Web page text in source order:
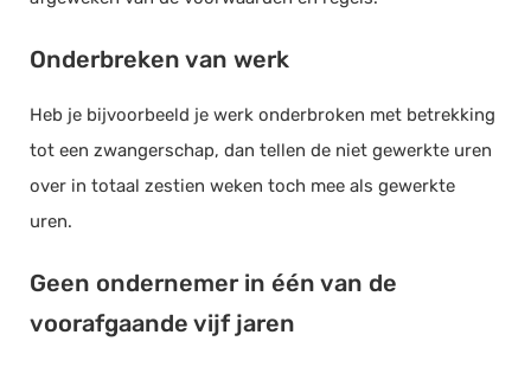
Onderbreken van werk
Heb je bijvoorbeeld je werk onderbroken met betrekking
tot een zwangerschap, dan tellen de niet gewerkte uren
over in totaal zestien weken toch mee als gewerkte
uren.
Geen ondernemer in één van de
voorafgaande vijf jaren